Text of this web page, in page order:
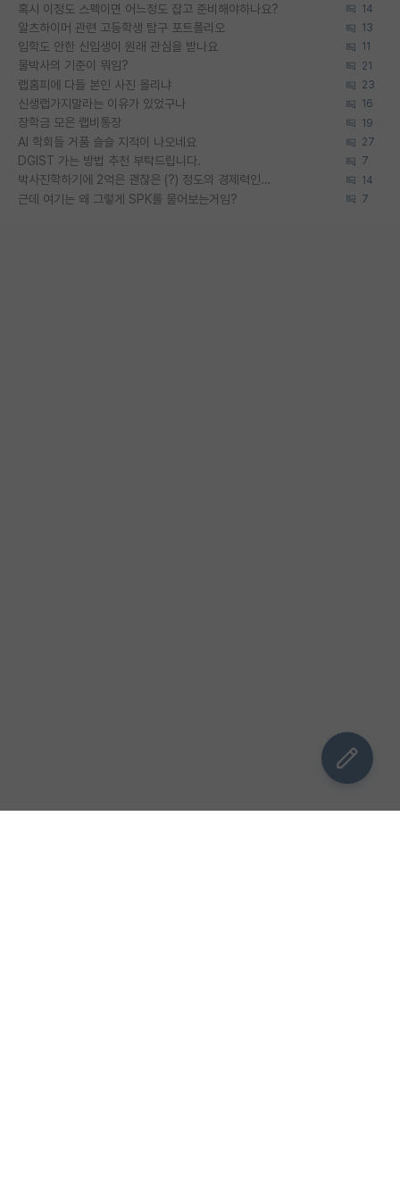
혹시 이정도 스펙이면 어느정도 잡고 준비해야하나요? 14
알츠하이머 관련 고등학생 탐구 포트폴리오 13
입학도 안한 신입생이 원래 관심을 받나요 11
물박사의 기준이 뭐임? 21
랩홈피에 다들 본인 사진 올리냐 23
신생랩가지말라는 이유가 있었구나 16
장학금 모은 랩비통장 19
AI 학회들 거품 슬슬 지적이 나오네요 27
DGIST 가는 방법 추천 부탁드립니다. 7
박사진학하기에 2억은 괜찮은 (?) 정도의 경제력인가요 14
근데 여기는 왜 그렇게 SPK를 물어보는거임? 7